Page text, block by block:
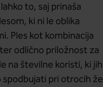
to, saj prinaša
ki ni le oblika
Ples kot kombinacija
odlično priložnost za
na številne koristi, ki jih
spodbujati pri otrocih že